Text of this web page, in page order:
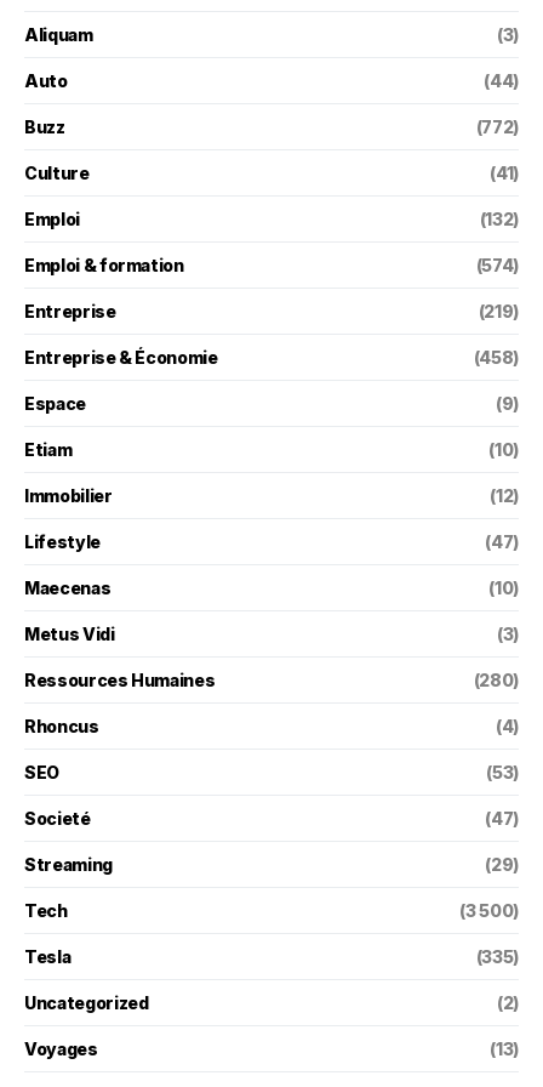
Aliquam (3)
Auto (44)
Buzz (772)
Culture (41)
Emploi (132)
Emploi & formation (574)
Entreprise (219)
Entreprise & Économie (458)
Espace (9)
Etiam (10)
Immobilier (12)
Lifestyle (47)
Maecenas (10)
Metus Vidi (3)
Ressources Humaines (280)
Rhoncus (4)
SEO (53)
Societé (47)
Streaming (29)
Tech (3 500)
Tesla (335)
Uncategorized (2)
Voyages (13)